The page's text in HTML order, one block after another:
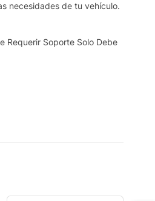
necesidades de tu vehículo.
Requerir Soporte Solo Debe